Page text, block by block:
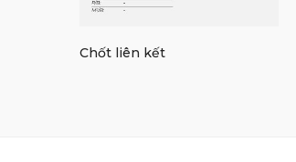
Chốt liên kết